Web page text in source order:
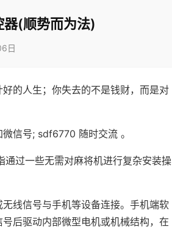
器(顺势而为法)
日
的人生；你失去的不是钱财，而是对
信号; sdf6770 随时交流 。
过一些无需对麻将机进行复杂安装操
线信号与手机等设备连接。手机端软
后驱动内部微型电机或机械结构，在